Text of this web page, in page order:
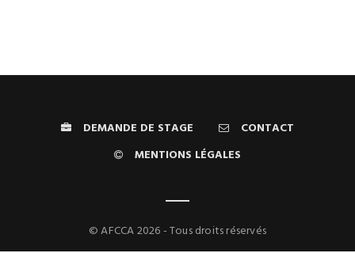
DEMANDE DE STAGE
CONTACT
MENTIONS LÉGALES
© AFCCA 2026 - Tous droits réservés